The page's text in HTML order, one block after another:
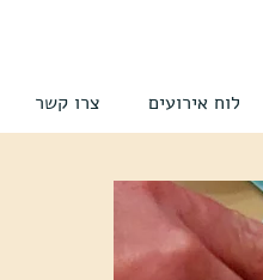
לוח אירועים צרו קשר